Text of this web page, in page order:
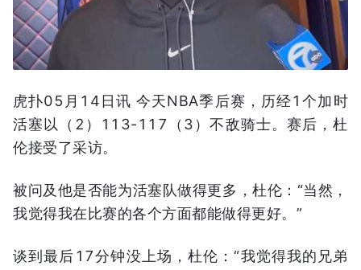
虎扑05月14日讯 今天NBA季后赛，历经1个加时
活塞以（2）113-117（3）不敌骑士。赛后，杜
伦接受了采访。
被问及他是否能为活塞队做得更多，杜伦：“当然，
我觉得我在比赛的各个方面都能做得更好。”
谈到最后17分钟没上场，杜伦：“我觉得我的兄弟